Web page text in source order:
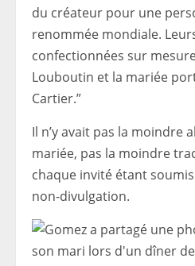
du créateur pour une
renommée mondiale.
confectionnées sur
Louboutin et la mariée
Cartier.”
Il n’y avait pas la moindre
mariée, pas la moindre
chaque invité étant
non-divulgation.